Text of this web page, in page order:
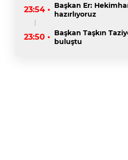
23:54 • Başkan Er:
hazırlıyoruz
23:50 • Başkan Taşkın
buluştu